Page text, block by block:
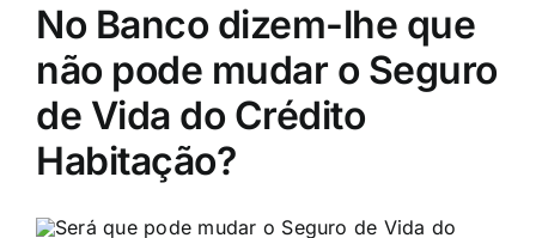
No Banco dizem-lhe que
não pode mudar o Seguro
de Vida do Crédito
Habitação?